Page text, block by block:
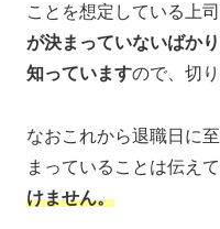
ことを想定している上
が決まっていないばか
知っていますので、切
なおこれから退職日に
まっていることは伝えて
けません。